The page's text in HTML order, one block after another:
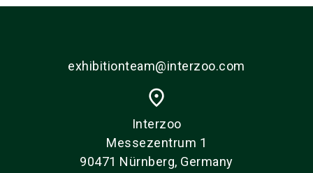
exhibitionteam@interzoo.com
place
Interzoo
Messezentrum 1
90471 Nürnberg, Germany